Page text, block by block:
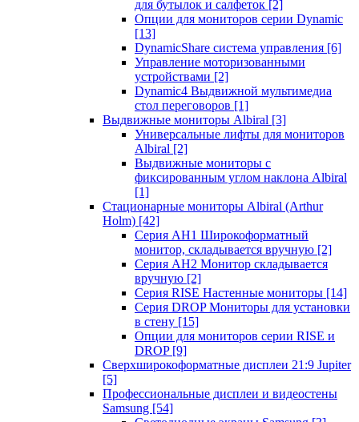
для бутылок и салфеток [2]
Опции для мониторов серии Dynamic
[13]
DynamicShare система управления [6]
Управление моторизованными
устройствами [2]
Dynamic4 Выдвижной мультимедиа
стол переговоров [1]
Выдвижные мониторы Albiral [3]
Универсальные лифты для мониторов
Albiral [2]
Выдвижные мониторы с
фиксированным углом наклона Albiral
[1]
Стационарные мониторы Albiral (Arthur
Holm) [42]
Серия AH1 Широкоформатный
монитор, складывается вручную [2]
Серия AH2 Монитор складывается
вручную [2]
Серия RISE Настенные мониторы [14]
Серия DROP Мониторы для установки
в стену [15]
Опции для мониторов серии RISE и
DROP [9]
Сверхширокоформатные дисплеи 21:9 Jupiter
[5]
Профессиональные дисплеи и видеостены
Samsung [54]